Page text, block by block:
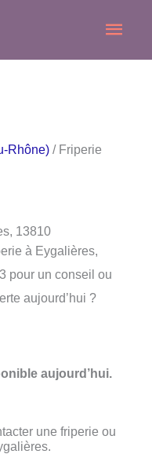
Rhône) / Friperie
13810
à Eygalières,
pour un conseil ou
aujourd’hui ?
aujourd’hui.
une friperie ou